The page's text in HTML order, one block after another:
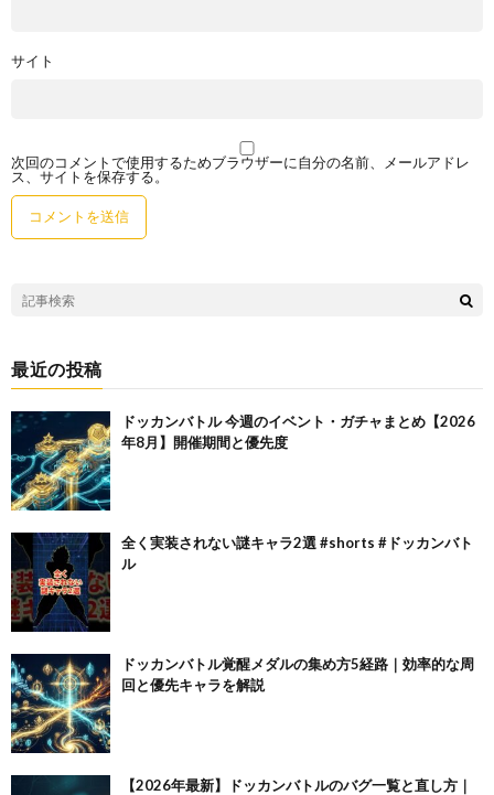
サイト
次回のコメントで使用するためブラウザーに自分の名前、メールアドレ
ス、サイトを保存する。
最近の投稿
ドッカンバトル 今週のイベント・ガチャまとめ【2026
年8月】開催期間と優先度
全く実装されない謎キャラ2選 #shorts #ドッカンバト
ル
ドッカンバトル覚醒メダルの集め方5経路｜効率的な周
回と優先キャラを解説
【2026年最新】ドッカンバトルのバグ一覧と直し方｜